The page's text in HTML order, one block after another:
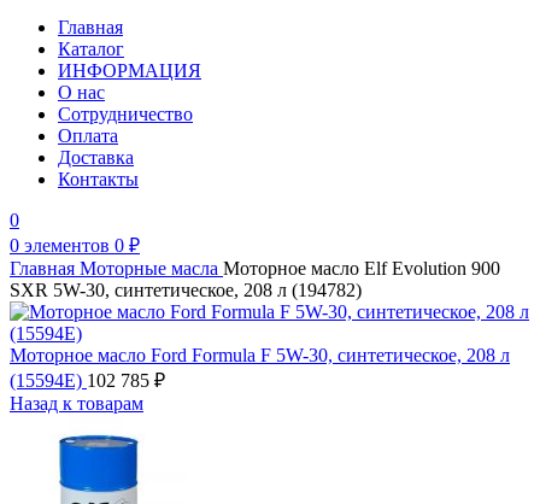
Главная
Каталог
ИНФОРМАЦИЯ
О нас
Сотрудничество
Оплата
Доставка
Контакты
0
0 элементов 0 ₽
Главная Моторные масла Моторное масло Elf Evolution 900
SXR 5W-30, синтетическое, 208 л (194782)
Моторное масло Ford Formula F 5W-30, синтетическое, 208 л
(15594E) 102 785 ₽
Назад к товарам